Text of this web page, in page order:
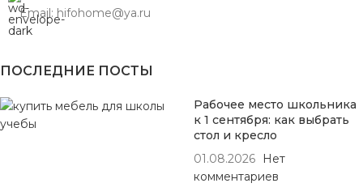
Email: hifohome@ya.ru
ПОСЛЕДНИЕ ПОСТЫ
Рабочее место школьника
к 1 сентября: как выбрать
стол и кресло
01.08.2026
Нет
комментариев